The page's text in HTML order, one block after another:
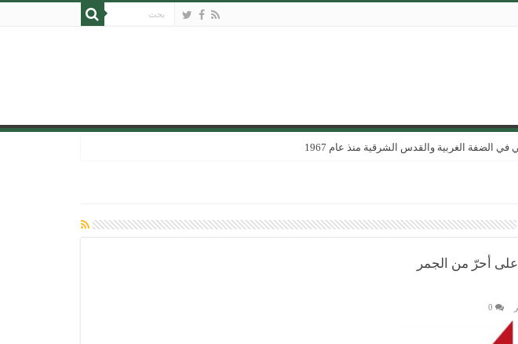
الضفة الغربية والقدس الشرقية منذ عام 1967
أحرّ من الجمر
0